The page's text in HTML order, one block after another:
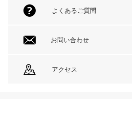
よくあるご質問
お問い合わせ
アクセス